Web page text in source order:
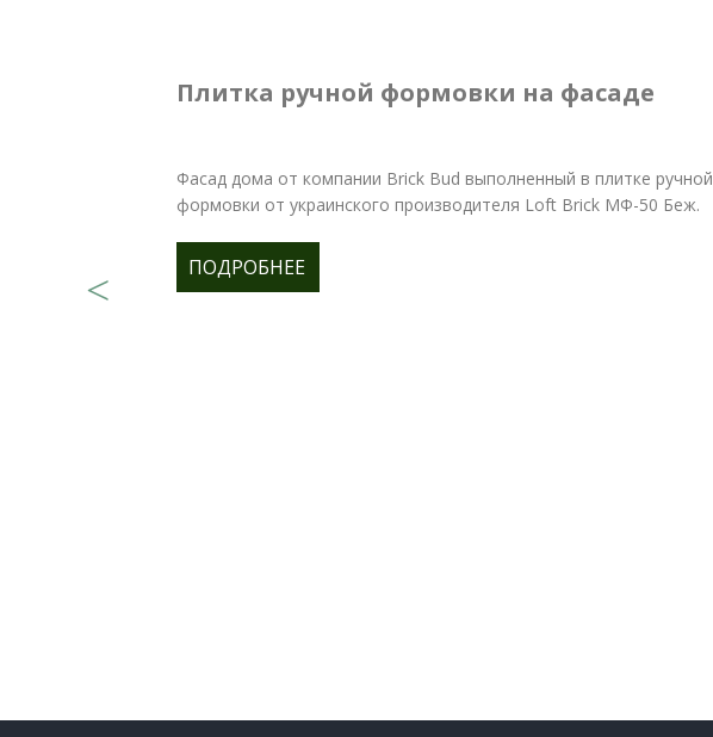
Плитка ручной формовки на фасаде
Фасад дома от компании Brick Bud выполненный в плитке ручной
формовки от украинского производителя Loft Brick МФ-50 Беж.
ПОДРОБНЕЕ